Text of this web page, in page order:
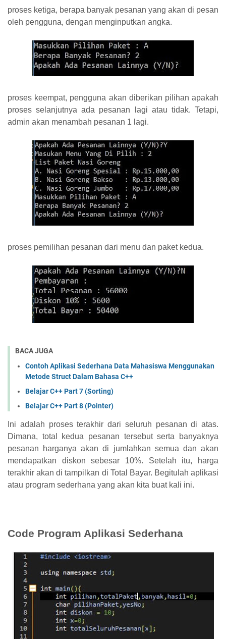
proses ketiga, berapa banyak pesanan yang akan di pesan
oleh pengguna, dengan menginputkan angka.
proses keempat, pengguna akan diberikan pilihan apakah
proses selanjutnya ada pesanan lagi atau tidak. Tetapi,
admin akan menambah pesanan 1 lagi.
proses pemilihan pesanan dari menu dan paket kedua.
BACA JUGA
Contoh Aplikasi Sederhana Data Mahasiswa Menggunakan
Metode Struct Dalam Bahasa C++
Belajar C++ Part 7 (Sorting)
Belajar C++ Part 8 (Pointer)
Ini adalah proses terakhir dari seluruh pesanan di atas.
Dimana, total kedua pesanan tersebut serta banyaknya
pesanan harganya akan di jumlahkan semua dan akan
mendapatkan diskon sebesar 10%. Setelah itu, harga
terakhir akan di tampilkan di Total Bayar. Begitulah aplikasi
atau program sederhana yang akan kita buat kali ini.
Code Program Aplikasi Sederhana